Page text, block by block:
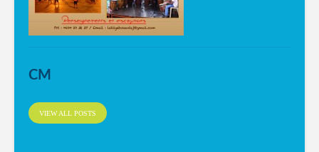
CM
VIEW ALL POSTS